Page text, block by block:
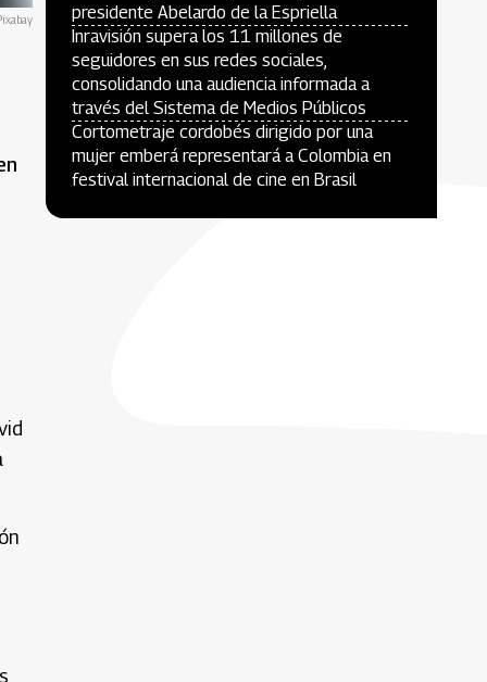
presidente Abelardo de la Espriella
Inravisión supera los 11 millones de
seguidores en sus redes sociales,
consolidando una audiencia informada a
través del Sistema de Medios Públicos
Cortometraje cordobés dirigido por una
mujer emberá representará a Colombia en
festival internacional de cine en Brasil